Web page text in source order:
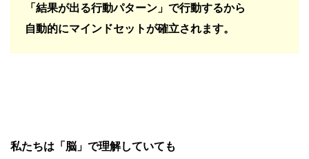
「結果が出る行動パターン」で行動するから
自動的にマインドセットが確立されます。
私たちは「脳」で理解していても